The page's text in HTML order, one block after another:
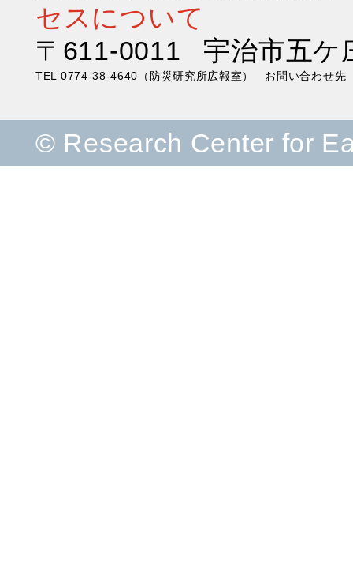
セスについて
〒611-0011 宇治市五ケ
TEL 0774-38-4640（防災研究所広報室） お問い合わせ先
© Research Center for